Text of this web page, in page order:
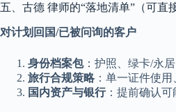
五、古德 律师的“落地清单”（可直
对计划回国/已被问询的客户
身份档案包：护照、绿卡/永
旅行合规策略 ：单一证件使
国内资产与银行：提前确认可